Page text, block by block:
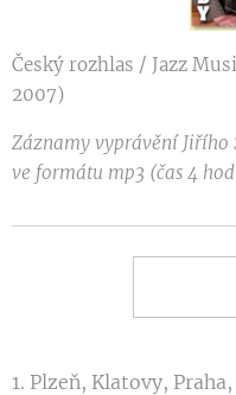
Český rozhlas / Jazz
2007)
Záznamy vyprávění Jiřího
ve formátu mp3 (čas 4
1. Plzeň, Klatovy,